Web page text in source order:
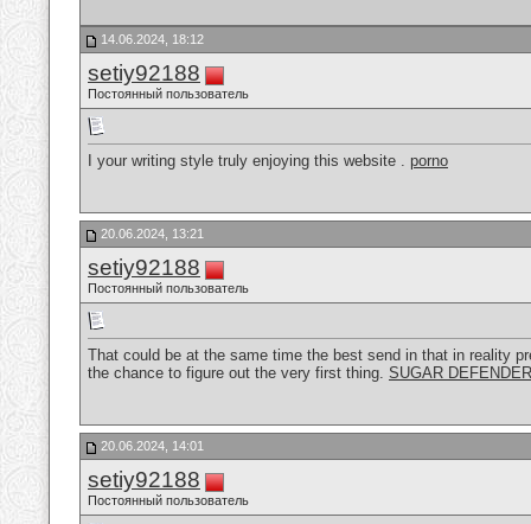
14.06.2024, 18:12
setiy92188
Постоянный пользователь
I your writing style truly enjoying this website . porno
20.06.2024, 13:21
setiy92188
Постоянный пользователь
That could be at the same time the best send in that in reality
the chance to figure out the very first thing. SUGAR DEFENDER
20.06.2024, 14:01
setiy92188
Постоянный пользователь